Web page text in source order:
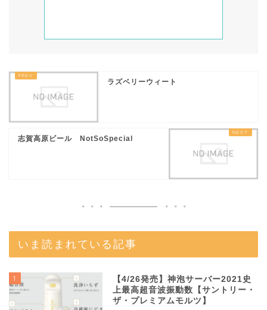
ラズベリーウィート
志賀高原ビール NotSoSpecial
いま読まれている記事
1
【4/26発売】神泡サーバー2021史
上最高超音波振動数【サントリー・
ザ・プレミアムモルツ】